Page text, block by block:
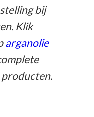
bij
Klik
arganolie